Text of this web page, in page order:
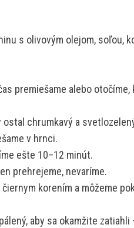
s olivovým olejom, soľou,
premiešame alebo otočíme,
chrumkavý a
v hrnci.
ešte 10–12 minút.
prehrejeme, nevaríme.
korením a môžeme
aby sa okamžite zatiahli